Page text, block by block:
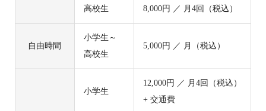
高校生 8,000円 ／ 月4回（税込）
自由時間
小学生～
高校生
5,000円 ／ 月（税込）
小学生
12,000円 ／ 月4回（税込）
+ 交通費